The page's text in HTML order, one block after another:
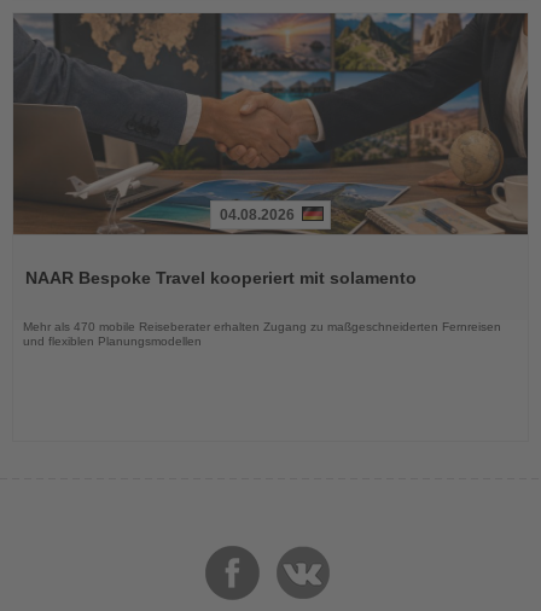
die
04.08.2026
NAAR Bespoke Travel kooperiert mit solamento
Mehr als 470 mobile Reiseberater erhalten Zugang zu maßgeschneiderten Fernreisen
und flexiblen Planungsmodellen